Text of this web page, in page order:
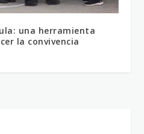
una herramienta
la convivencia